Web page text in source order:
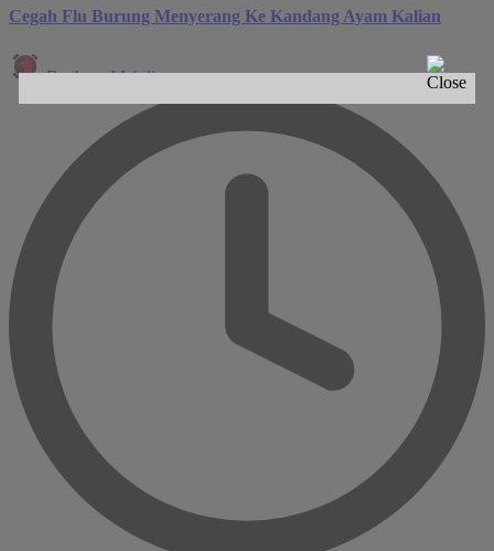
Cegah Flu Burung Menyerang Ke Kandang Ayam Kalian
Posted
by
ByArya Mahdi